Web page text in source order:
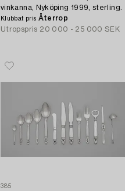
vinkanna, Nyköping 1999, sterling.
Klubbat pris Återrop
Utropspris 20 000 - 25 000 SEK
385